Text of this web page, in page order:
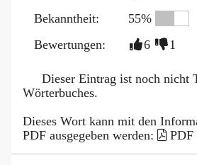
Bekanntheit:
55%
Bewertungen:
6 1
Dieser Eintrag ist noch nicht
Wörterbuches.
Dieses Wort kann mit den
PDF ausgegeben werden:
PDF